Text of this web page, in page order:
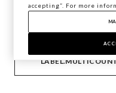
Copyright © Ovs
accepting”. For more